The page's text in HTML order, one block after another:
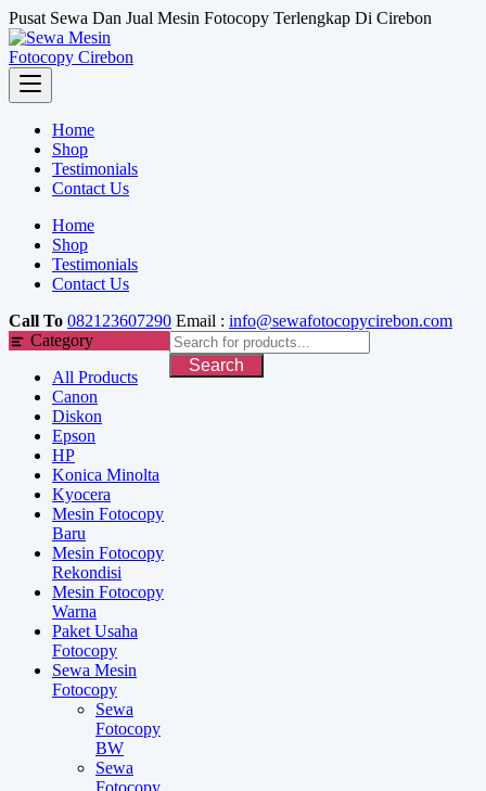
Skip
to
content
Pusat Sewa Dan Jual Mesin Fotocopy Terlengkap Di Cirebon
Home
Shop
Testimonials
Contact Us
Home
Shop
Testimonials
Contact Us
Call To 082123607290 Email : info@sewafotocopycirebon.com
Category
All Products
Canon
Diskon
Epson
HP
Konica Minolta
Kyocera
Mesin Fotocopy
Baru
Mesin Fotocopy
Rekondisi
Mesin Fotocopy
Warna
Paket Usaha
Fotocopy
Sewa Mesin
Fotocopy
Sewa
Fotocopy
BW
Sewa
Search